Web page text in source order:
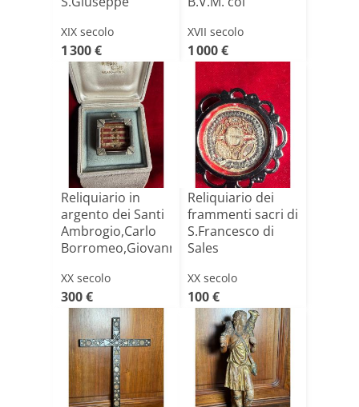
XIX secolo
1 300 €
XVII secolo
1 000 €
Reliquiario in
argento dei Santi
Ambrogio,Carlo
Borromeo,Giovanni[...]
XX secolo
300 €
Reliquiario dei
frammenti sacri di
S.Francesco di
Sales
XX secolo
100 €